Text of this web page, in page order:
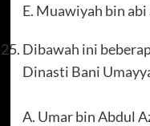
E. Muawiyah bin abi
Dibawah ini
Dinasti Bani
A. Umar bin Abdul